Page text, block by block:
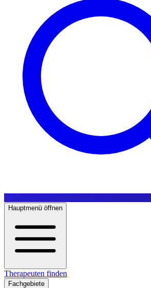
Hauptmenü öffnen
Therapeuten finden
Fachgebiete